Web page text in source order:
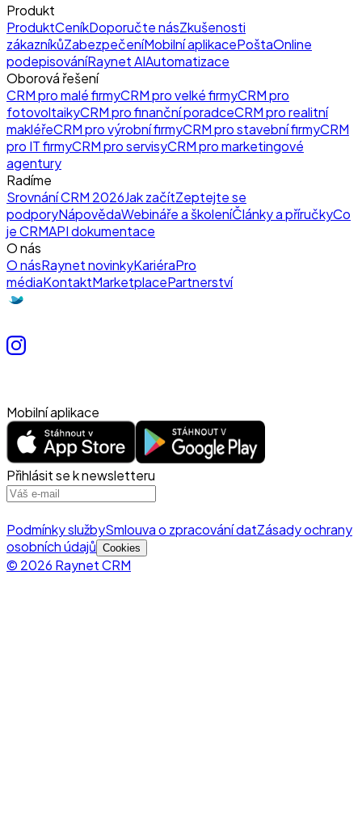
Produkt
ProduktCeníkDoporučte násZkušenosti
zákazníkůZabezpečeníMobilní aplikacePoštaOnline
podepisováníRaynet AIAutomatizace
Oborová řešení
CRM pro malé firmyCRM pro velké firmyCRM pro
fotovoltaikyCRM pro finanční poradceCRM pro realitní
makléřeCRM pro výrobní firmyCRM pro stavební firmyCRM
pro IT firmyCRM pro servisyCRM pro marketingové
agentury
Radíme
Srovnání CRM 2026Jak začítZeptejte se
podporyNápovědaWebináře a školeníČlánky a příručkyCo
je CRMAPI dokumentace
O nás
O násRaynet novinkyKariéraPro
médiaKontaktMarketplacePartnerství
Mobilní aplikace
Přihlásit se k newsletteru
Podmínky službySmlouva o zpracování datZásady ochrany
osobních údajů Cookies
© 2026 Raynet CRM